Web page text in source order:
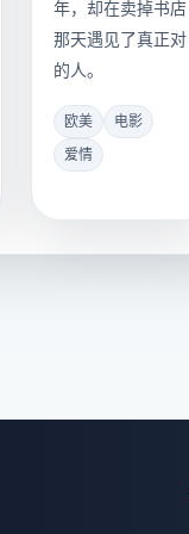
年，却在卖掉书店
那天遇见了真正对
的人。
欧美
电影
爱情